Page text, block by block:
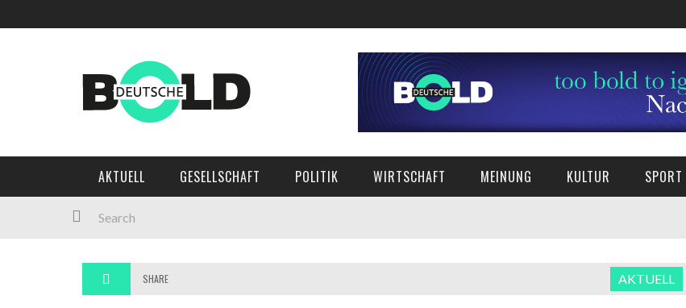
AKTUELL GESELLSCHAFT POLITIK WIRTSCHAFT MEINUNG KULTUR SPORT
SHARE AKTUELL